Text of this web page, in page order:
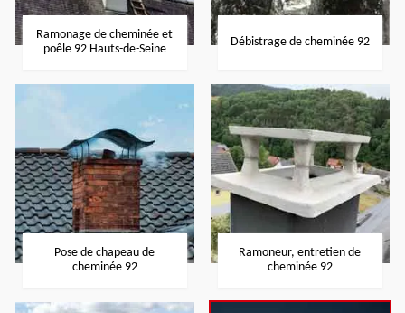
Ramonage de cheminée et
poêle 92 Hauts-de-Seine
Débistrage de cheminée 92
Pose de chapeau de
cheminée 92
Ramoneur, entretien de
cheminée 92